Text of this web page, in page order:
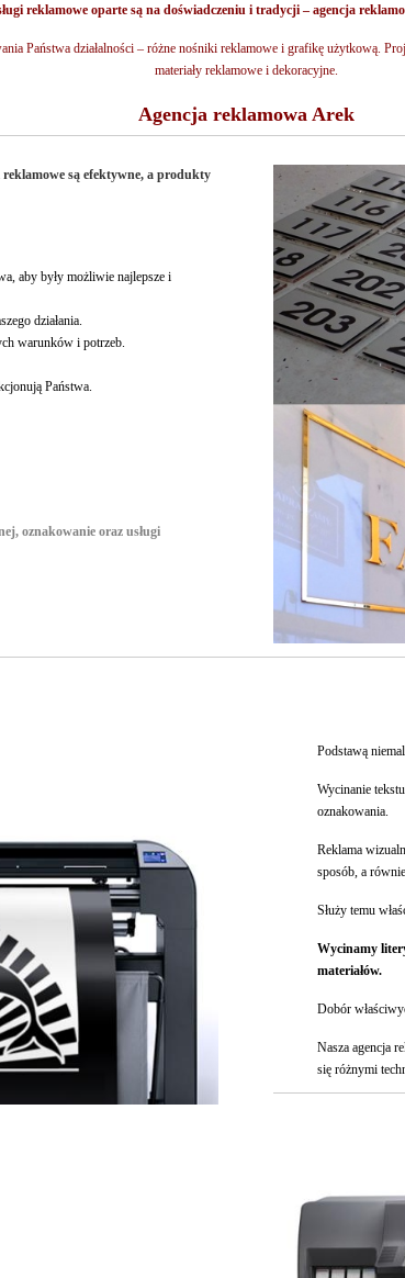
reklamowe oparte są na doświadczeniu i tradycji – agencja
Państwa działalności – różne nośniki reklamowe i grafikę użytkową.
materiały reklamowe i dekoracyjne.
Agencja reklamowa Arek
reklamowe są efektywne, a produkty
aby były możliwie najlepsze i
działania.
warunków i potrzeb.
Państwa.
oznakowanie oraz usługi
Podstawą
Wycinanie
oznakowania.
Reklama
sposób, a
Służy temu
Wycinamy
materiałów.
Dobór
Nasza agencja
się różnymi